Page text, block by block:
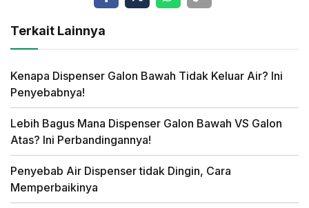
Terkait Lainnya
Kenapa Dispenser Galon Bawah Tidak Keluar Air? Ini
Penyebabnya!
Lebih Bagus Mana Dispenser Galon Bawah VS Galon
Atas? Ini Perbandingannya!
Penyebab Air Dispenser tidak Dingin, Cara
Memperbaikinya